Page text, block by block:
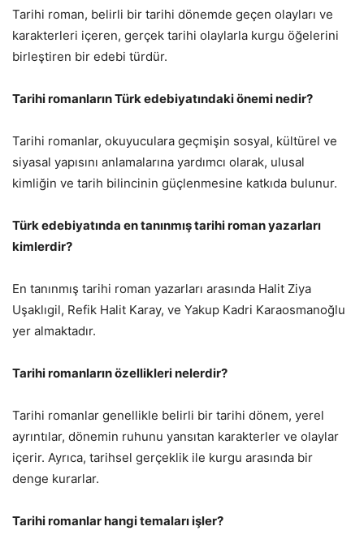
Tarihi roman, belirli bir tarihi dönemde geçen olayları ve
karakterleri içeren, gerçek tarihi olaylarla kurgu öğelerini
birleştiren bir edebi türdür.
Tarihi romanların Türk edebiyatındaki önemi nedir?
Tarihi romanlar, okuyuculara geçmişin sosyal, kültürel ve
siyasal yapısını anlamalarına yardımcı olarak, ulusal
kimliğin ve tarih bilincinin güçlenmesine katkıda bulunur.
Türk edebiyatında en tanınmış tarihi roman yazarları
kimlerdir?
En tanınmış tarihi roman yazarları arasında Halit Ziya
Uşaklıgil, Refik Halit Karay, ve Yakup Kadri Karaosmanoğlu
yer almaktadır.
Tarihi romanların özellikleri nelerdir?
Tarihi romanlar genellikle belirli bir tarihi dönem, yerel
ayrıntılar, dönemin ruhunu yansıtan karakterler ve olaylar
içerir. Ayrıca, tarihsel gerçeklik ile kurgu arasında bir
denge kurarlar.
Tarihi romanlar hangi temaları işler?